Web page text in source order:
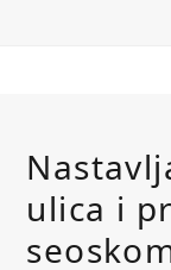
ulica i